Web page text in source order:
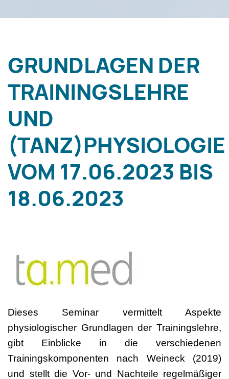
GRUNDLAGEN DER
TRAININGSLEHRE
UND
(TANZ)PHYSIOLOGIE
VOM 17.06.2023 BIS
18.06.2023
Dieses Seminar vermittelt Aspekte
physiologischer Grundlagen der Trainingslehre,
gibt Einblicke in die verschiedenen
Trainingskomponenten nach Weineck (2019)
und stellt die Vor- und Nachteile regelmäßiger